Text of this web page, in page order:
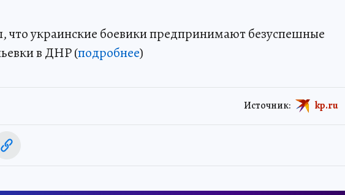
что украинские боевики предпринимают безуспешные
в ДНР (подробнее)
Источник: kp.ru